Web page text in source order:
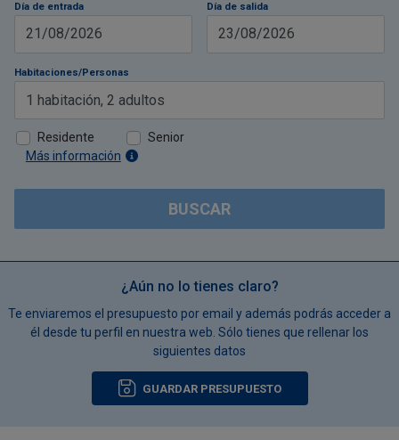
Día de entrada
21/08/2026
Día de salida
23/08/2026
Habitaciones/Personas
1 habitación, 2 adultos
Residente
Senior
Más información
BUSCAR
¿Aún no lo tienes claro?
Te enviaremos el presupuesto por email y además podrás acceder a
él desde tu perfil en nuestra web. Sólo tienes que rellenar los
siguientes datos
GUARDAR PRESUPUESTO